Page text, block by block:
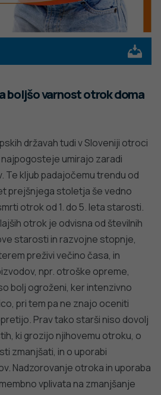
boljšo varnost otrok doma
državah tudi v Sloveniji otroci
umirajo zaradi
Te kljub padajočemu trendu od
prejšnjega stoletja še vedno
otrok od 1. do 5. leta starosti.
otrok je odvisna od številnih
starosti in razvojne stopnje,
preživi večino časa, in
npr. otroške opreme,
bolj ogroženi, ker intenzivno
pri tem pa ne znajo oceniti
Prav tako starši niso dovolj
ki grozijo njihovemu otroku, o
zmanjšati, in o uporabi
Nadzorovanje otroka in uporaba
vplivata na zmanjšanje